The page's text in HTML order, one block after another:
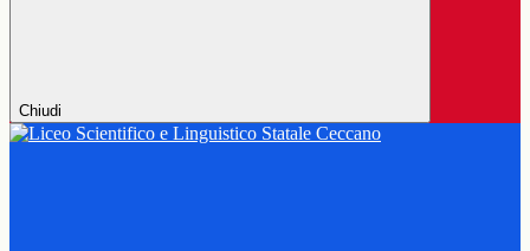
Chiudi